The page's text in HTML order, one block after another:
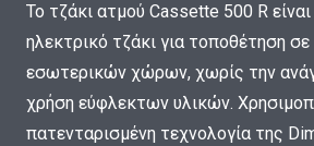
Το τζάκι ατμού Cassette 500 R
ηλεκτρικό τζάκι για τοποθέτηση
εσωτερικών χώρων, χωρίς την
χρήση εύφλεκτων υλικών.
πατενταρισμένη τεχνολογία της